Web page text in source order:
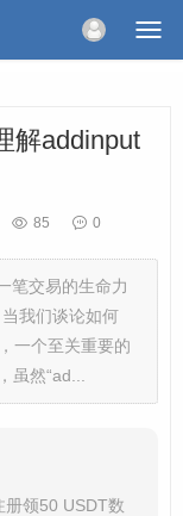
解addinput
85 0
笔交易的生命力
我们谈论如何
一个至关重要的
然“ad...
领50 USDT数